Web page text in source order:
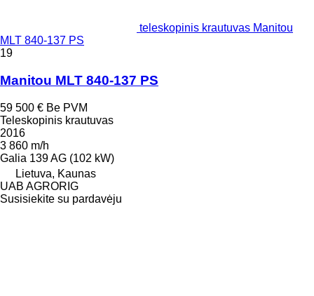
teleskopinis krautuvas Manitou
MLT 840-137 PS
19
Manitou MLT 840-137 PS
59 500 € Be PVM
Teleskopinis krautuvas
2016
3 860 m/h
Galia 139 AG (102 kW)
Lietuva, Kaunas
UAB AGRORIG
Susisiekite su pardavėju